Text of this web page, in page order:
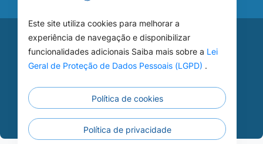
Acesse seu
WEBMAIL
Continuar
Este site utiliza cookies para melhorar a
experiência de navegação e disponibilizar
funcionalidades adicionais Saiba mais sobre a Lei
Geral de Proteção de Dados Pessoais (LGPD) .
Política de cookies
Política de privacidade